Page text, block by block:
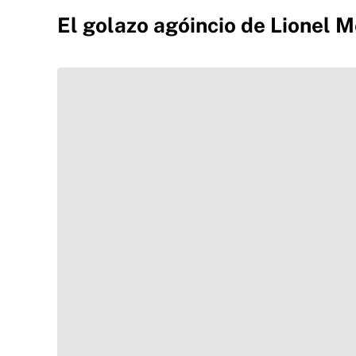
El golazo agóincio de Lionel